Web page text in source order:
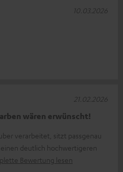
10.03.2026
wären erwünscht!
verarbeitet, sitzt passgenau
deutlich hochwertigeren
Bewertung lesen
21.02.2026